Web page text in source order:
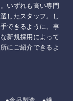
いずれも高い専門
したスタッフ。し
できるように、事
新規採用によって
にご紹介できるよ